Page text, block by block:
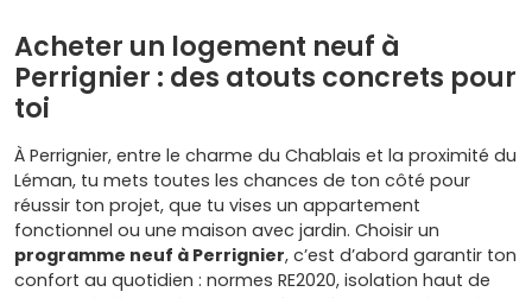
Acheter un logement neuf à
Perrignier : des atouts concrets pour
toi
À Perrignier, entre le charme du Chablais et la proximité du
Léman, tu mets toutes les chances de ton côté pour
réussir ton projet, que tu vises un appartement
fonctionnel ou une maison avec jardin. Choisir un
programme neuf à Perrignier, c’est d’abord garantir ton
confort au quotidien : normes RE2020, isolation haut de